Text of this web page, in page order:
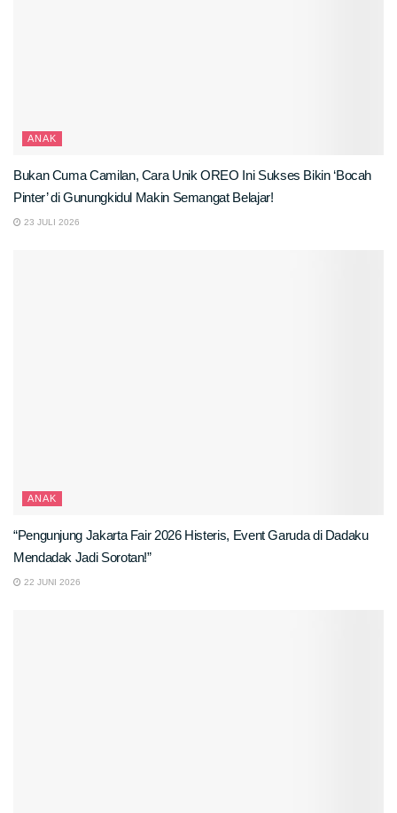
ANAK
Bukan Cuma Camilan, Cara Unik OREO Ini Sukses Bikin ‘Bocah
Pinter’ di Gunungkidul Makin Semangat Belajar!
23 JULI 2026
ANAK
“Pengunjung Jakarta Fair 2026 Histeris, Event Garuda di Dadaku
Mendadak Jadi Sorotan!”
22 JUNI 2026